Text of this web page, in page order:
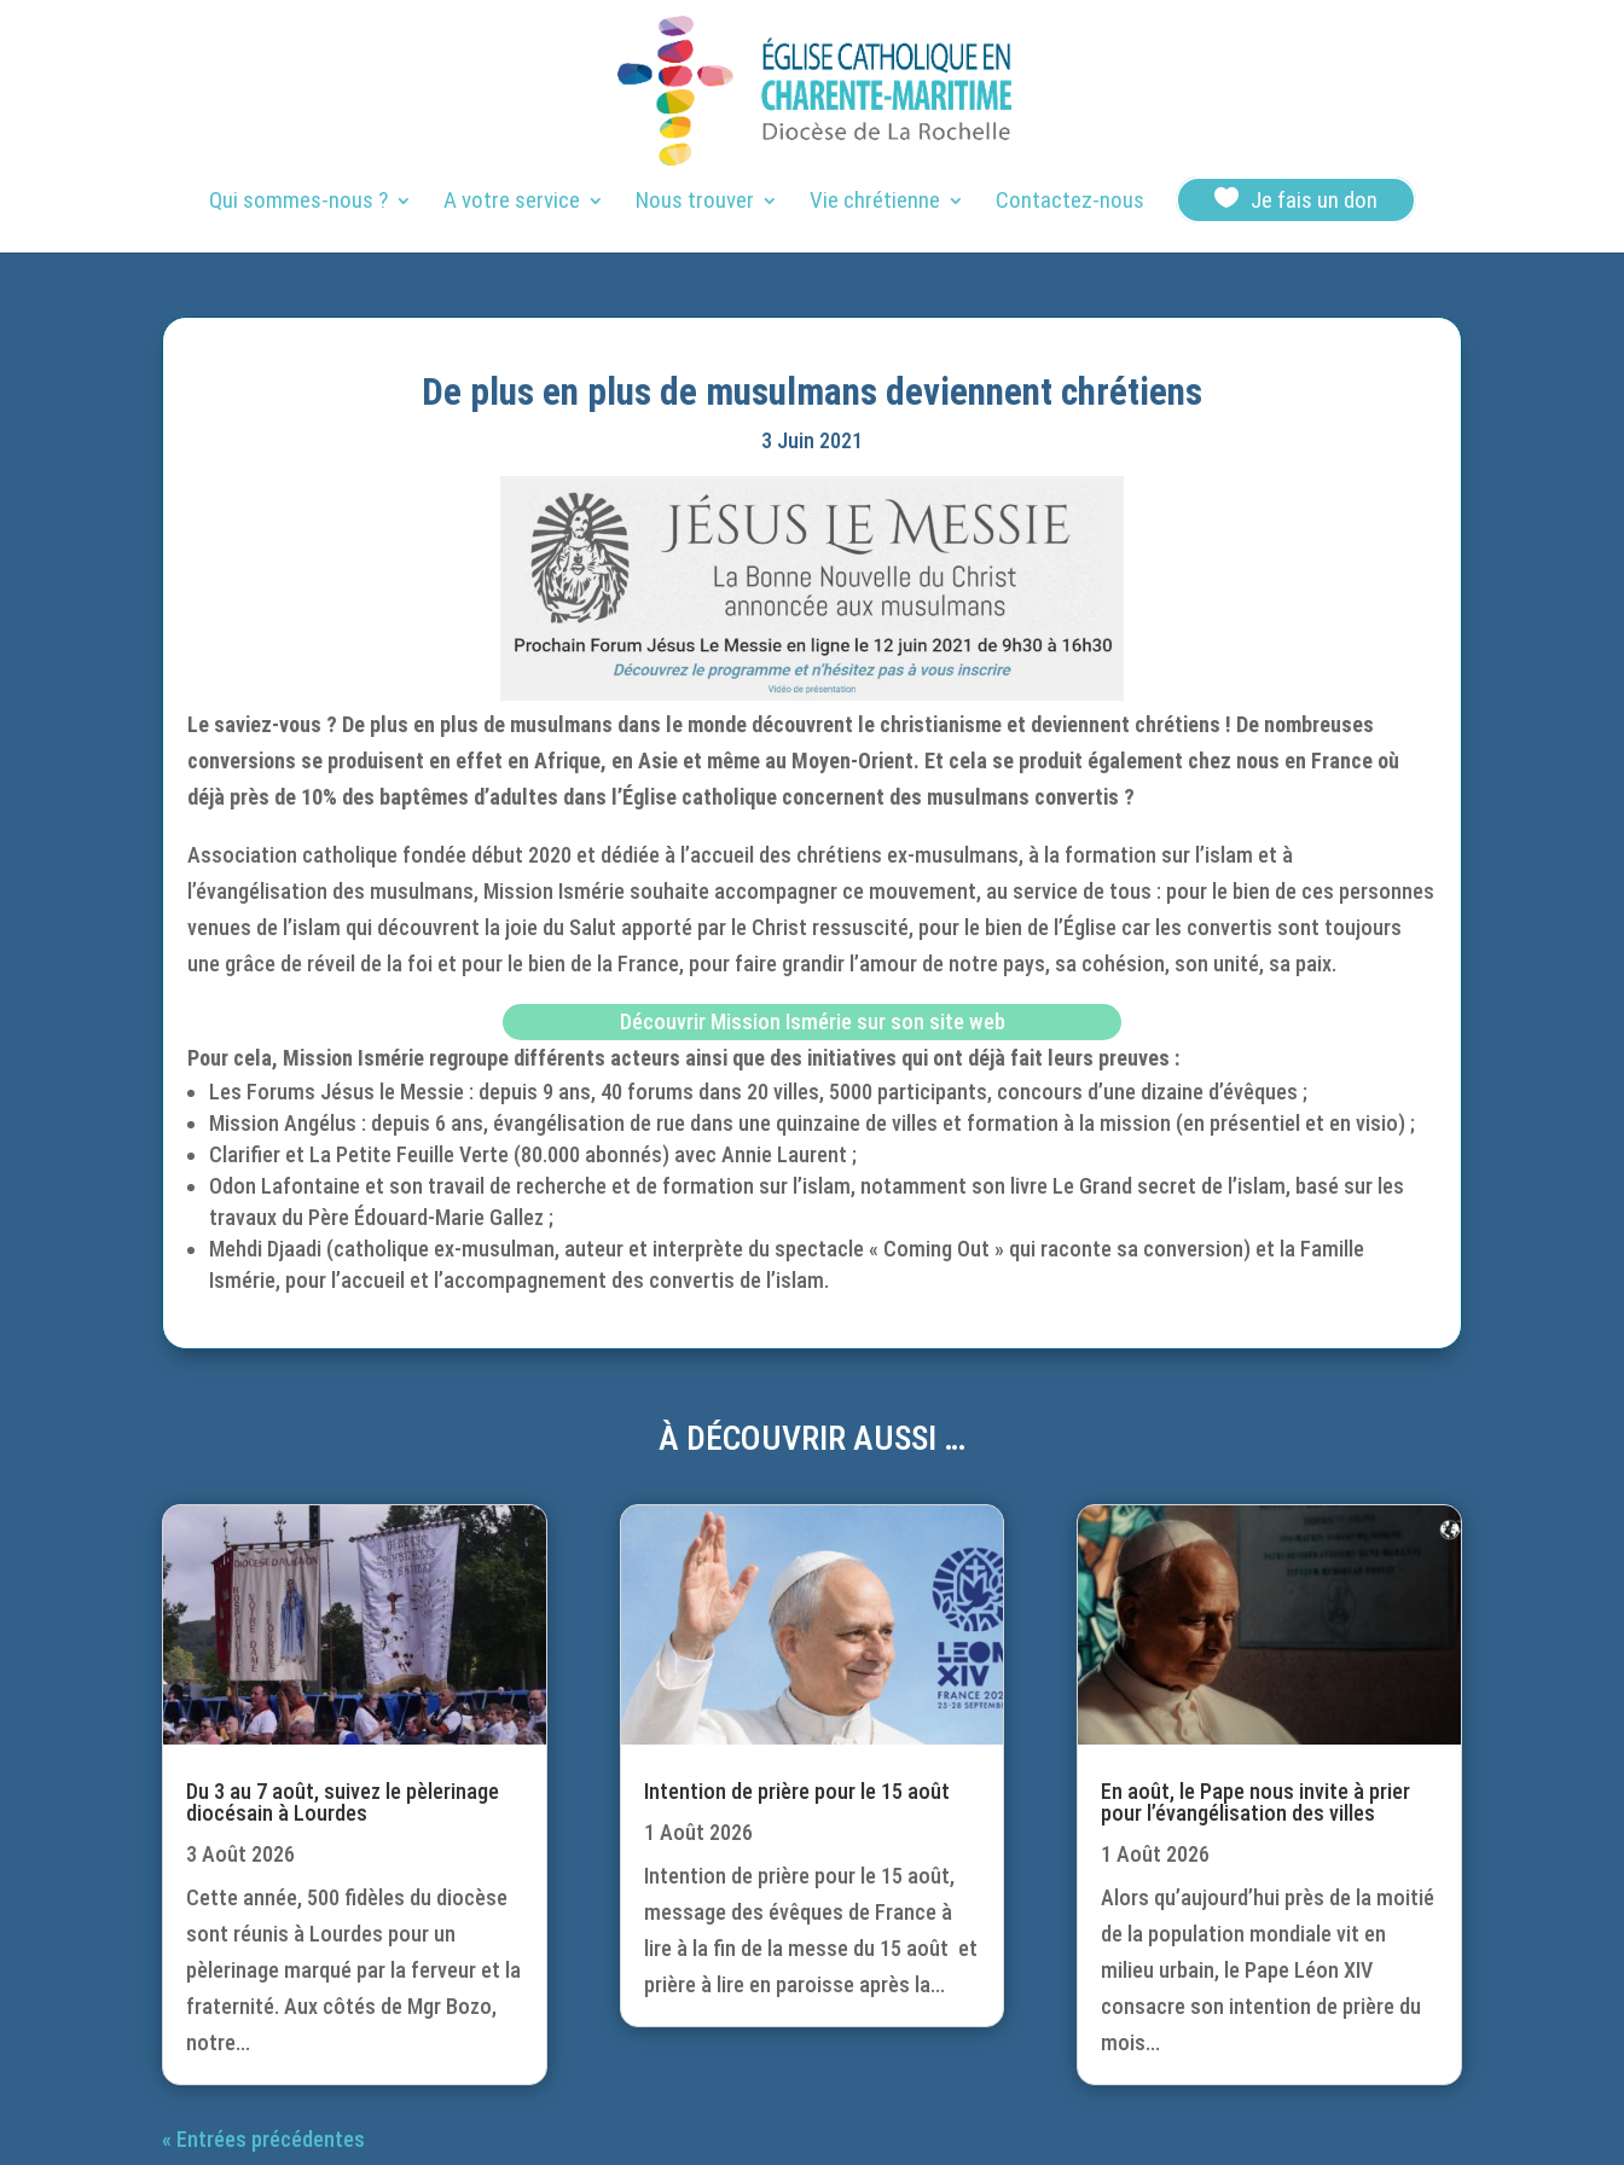
Qui sommes-nous ? A votre service Nous trouver Vie chrétienne Contactez-nous  Je fais un don
De plus en plus de musulmans deviennent chrétiens
3 Juin 2021
Le saviez-vous ? De plus en plus de musulmans dans le monde découvrent le christianisme et deviennent chrétiens ! De nombreuses
conversions se produisent en effet en Afrique, en Asie et même au Moyen-Orient. Et cela se produit également chez nous en France où
déjà près de 10% des baptêmes d’adultes dans l’Église catholique concernent des musulmans convertis ?
Association catholique fondée début 2020 et dédiée à l’accueil des chrétiens ex-musulmans, à la formation sur l’islam et à
l’évangélisation des musulmans, Mission Ismérie souhaite accompagner ce mouvement, au service de tous : pour le bien de ces personnes
venues de l’islam qui découvrent la joie du Salut apporté par le Christ ressuscité, pour le bien de l’Église car les convertis sont toujours
une grâce de réveil de la foi et pour le bien de la France, pour faire grandir l’amour de notre pays, sa cohésion, son unité, sa paix.
Découvrir Mission Ismérie sur son site web
Pour cela, Mission Ismérie regroupe différents acteurs ainsi que des initiatives qui ont déjà fait leurs preuves :
Les Forums Jésus le Messie : depuis 9 ans, 40 forums dans 20 villes, 5000 participants, concours d’une dizaine d’évêques ;
Mission Angélus : depuis 6 ans, évangélisation de rue dans une quinzaine de villes et formation à la mission (en présentiel et en visio) ;
Clarifier et La Petite Feuille Verte (80.000 abonnés) avec Annie Laurent ;
Odon Lafontaine et son travail de recherche et de formation sur l’islam, notamment son livre Le Grand secret de l’islam, basé sur les
travaux du Père Édouard-Marie Gallez ;
Mehdi Djaadi (catholique ex-musulman, auteur et interprète du spectacle « Coming Out » qui raconte sa conversion) et la Famille
Ismérie, pour l’accueil et l’accompagnement des convertis de l’islam.
À DÉCOUVRIR AUSSI …
Du 3 au 7 août, suivez le pèlerinage
diocésain à Lourdes
3 Août 2026
Cette année, 500 fidèles du diocèse
sont réunis à Lourdes pour un
pèlerinage marqué par la ferveur et la
fraternité. Aux côtés de Mgr Bozo,
notre...
Intention de prière pour le 15 août
1 Août 2026
Intention de prière pour le 15 août,
message des évêques de France à
lire à la fin de la messe du 15 août et
prière à lire en paroisse après la...
En août, le Pape nous invite à prier
pour l’évangélisation des villes
1 Août 2026
Alors qu’aujourd’hui près de la moitié
de la population mondiale vit en
milieu urbain, le Pape Léon XIV
consacre son intention de prière du
mois...
« Entrées précédentes